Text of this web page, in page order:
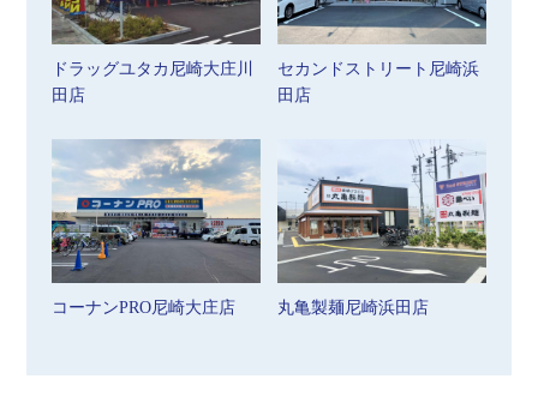
ドラッグユタカ尼崎大庄川
田店
セカンドストリート尼崎浜
田店
コーナンPRO尼崎大庄店 丸亀製麺尼崎浜田店